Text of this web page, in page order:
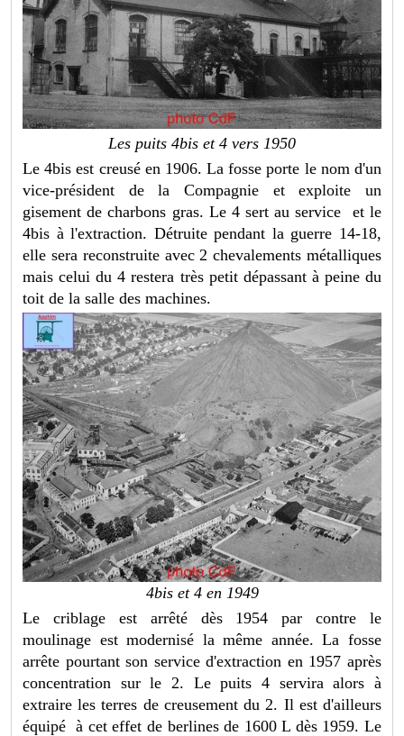
Les puits 4bis et 4 vers 1950
Le 4bis est creusé en 1906. La fosse porte le nom d'un
vice-président de la Compagnie et exploite un
gisement de charbons gras. Le 4 sert au service et le
4bis à l'extraction. Détruite pendant la guerre 14-18,
elle sera reconstruite avec 2 chevalements métalliques
mais celui du 4 restera très petit dépassant à peine du
toit de la salle des machines.
4bis et 4 en 1949
Le criblage est arrêté dès 1954 par contre le
moulinage est modernisé la même année. La fosse
arrête pourtant son service d'extraction en 1957 après
concentration sur le 2. Le puits 4 servira alors à
extraire les terres de creusement du 2. Il est d'ailleurs
équipé à cet effet de berlines de 1600 L dès 1959. Le